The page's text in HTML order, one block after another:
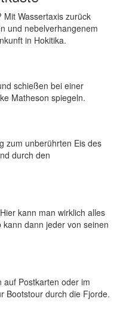
Wassertaxis zurück
und nebelverhangenem
in Hokitika.
schießen bei einer
Matheson spiegeln.
zum unberührten Eis des
durch den
kann man wirklich alles
dann jeder von seinen
Postkarten oder im
Bootstour durch die Fjorde.